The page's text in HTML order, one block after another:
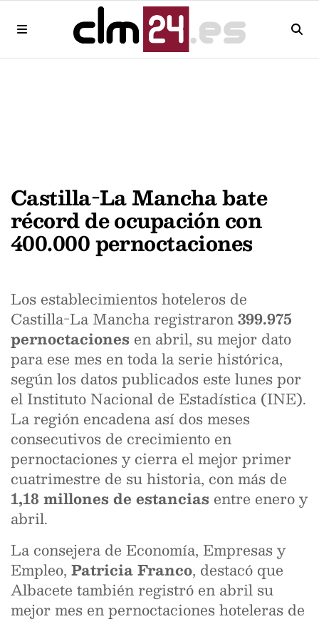
Castilla-La Mancha bate
récord de ocupación con
400.000 pernoctaciones
Los establecimientos hoteleros de
Castilla-La Mancha registraron399.975
pernoctaciones en abril, su mejor dato
para ese mes en toda la serie histórica,
según los datos publicados este lunes por
el Instituto Nacional de Estadística (INE).
La región encadena así dos meses
consecutivos de crecimiento en
pernoctaciones y cierra el mejor primer
cuatrimestre de su historia, con más de
1,18 millones de estancias entre enero y
abril.
La consejera de Economía, Empresas y
Empleo, Patricia Franco, destacó que
Albacete también registró en abril su
mejor mes en pernoctaciones hoteleras de